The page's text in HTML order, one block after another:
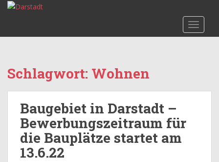
p
Schlagwort: Wohnen
Baugebiet in Darstadt –
Bewerbungszeitraum für
die Bauplätze startet am
13.6.22